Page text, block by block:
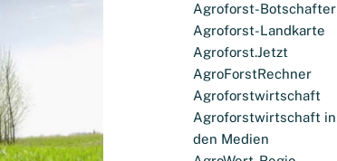
Agroforst-Botschafter
Agroforst-Landkarte
Agroforst.Jetzt
AgroForstRechner
Agroforstwirtschaft
Agroforstwirtschaft in
den Medien